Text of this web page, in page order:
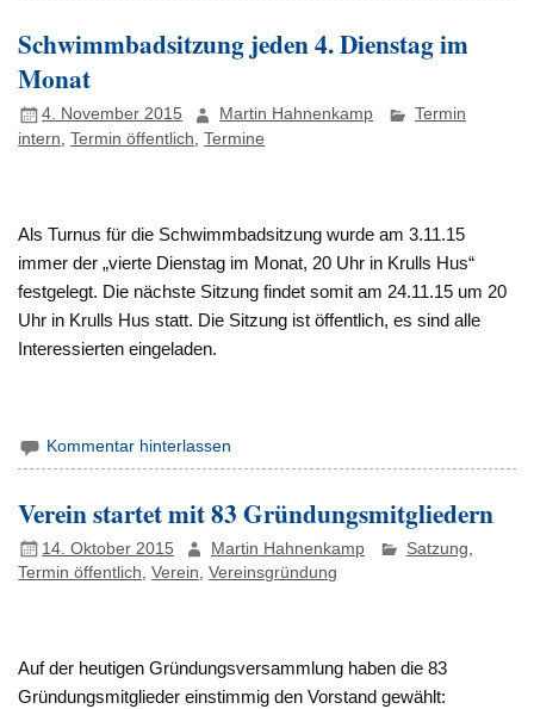
Schwimmbadsitzung jeden 4. Dienstag im
Monat
4. November 2015 Martin Hahnenkamp
Termin
intern ,Termin öffentlich ,Termine
Als Turnus für die Schwimmbadsitzung wurde am 3.11.15
immer der „vierte Dienstag im Monat, 20 Uhr in Krulls Hus“
festgelegt. Die nächste Sitzung findet somit am 24.11.15 um 20
Uhr in Krulls Hus statt. Die Sitzung ist öffentlich, es sind alle
Interessierten eingeladen.
Kommentar hinterlassen
Verein startet mit 83 Gründungsmitgliedern
14. Oktober 2015 Martin Hahnenkamp Satzung
Termin öffentlich,Verein,Vereinsgründung
Auf der heutigen Gründungsversammlung haben die 83
Gründungsmitglieder einstimmig den Vorstand gewählt: